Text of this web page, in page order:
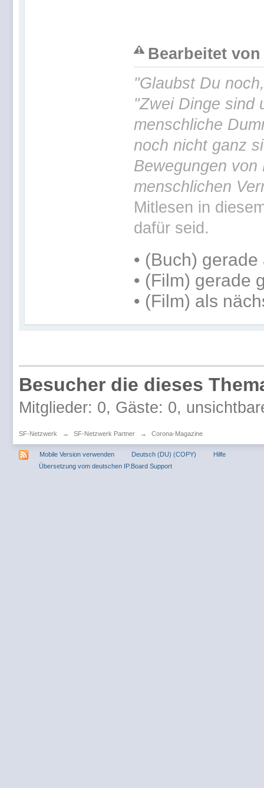
Bearbeitet von
"Glaubst Du
"Zwei Dinge sind
menschliche
noch nicht ganz
Bewegungen
menschlichen
Mitlesen in
dafür seid.
• (Buch) gerade
• (Film) gerade
• (Film) als
Besucher die dieses
Mitglieder: 0, Gäste: 0,
SF-Netzwerk → SF-Netzwerk Partner → Corona-Magazine
Mobile Version verwenden Deutsch (DU) (COPY)
Hilfe
Übersetzung vom deutschen IP.Board Support